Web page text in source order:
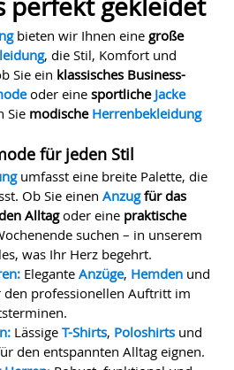
bieten wir Ihnen eine große
, die Stil, Komfort und
Sie ein klassisches Business-
oder eine sportliche Jacke
Sie modische Herrenbekleidung
für jeden Stil
umfasst eine breite Palette, die
Ob Sie einen Anzugfür das
Alltagoder eine praktische
suchen – in unserem
was Ihr Herz begehrt.
Elegante Anzüge, Hemden und
den professionellen Auftritt im
Lässige T-Shirts, Poloshirts und
den entspannten Alltag eignen.